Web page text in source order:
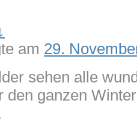
am 29.
sehen alle
den ganzen